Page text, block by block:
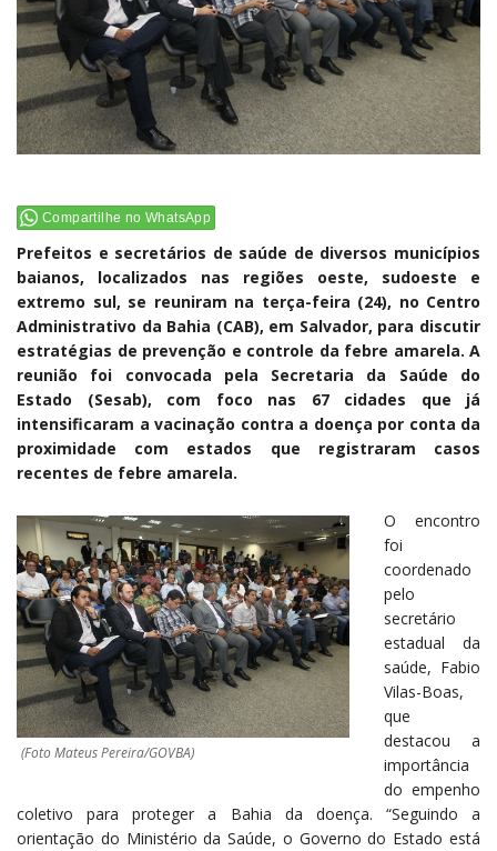
Compartilhe no WhatsApp
Prefeitos e secretários de saúde de diversos municípios
baianos, localizados nas regiões oeste, sudoeste e
extremo sul, se reuniram na terça-feira (24), no Centro
Administrativo da Bahia (CAB), em Salvador, para discutir
estratégias de prevenção e controle da febre amarela. A
reunião foi convocada pela Secretaria da Saúde do
Estado (Sesab), com foco nas 67 cidades que já
intensificaram a vacinação contra a doença por conta da
proximidade com estados que registraram casos
recentes de febre amarela.
(Foto Mateus Pereira/GOVBA)
O encontro
foi
coordenado
pelo
secretário
estadual da
saúde, Fabio
Vilas-Boas,
que
destacou a
importância
do empenho
coletivo para proteger a Bahia da doença. “Seguindo a
orientação do Ministério da Saúde, o Governo do Estado está